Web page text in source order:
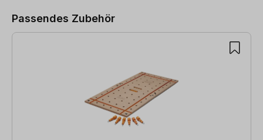
Passendes Zubehör